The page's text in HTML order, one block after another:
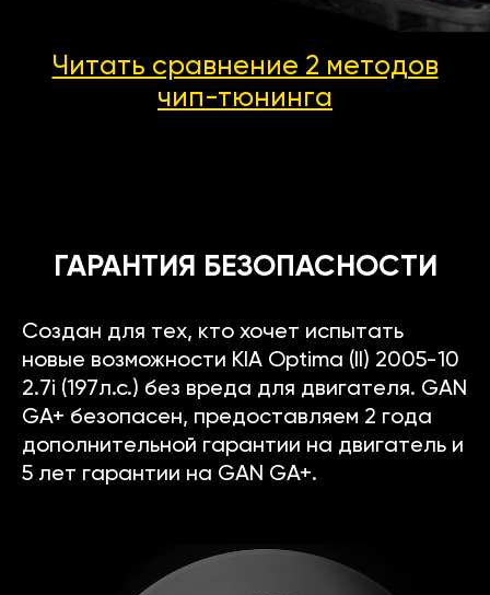
Читать сравнение 2 методов
чип-тюнинга
ГАРАНТИЯ БЕЗОПАСНОСТИ
Создан для тех, кто хочет испытать
новые возможности KIA Optima (II) 2005-10
2.7i (197л.с.) без вреда для двигателя. GAN
GA+ безопасен, предоставляем 2 года
дополнительной гарантии на двигатель и
5 лет гарантии на GAN GA+.